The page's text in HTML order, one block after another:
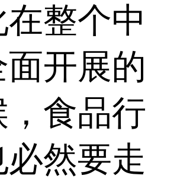
整个中
面开展的
，食品行
必然要走